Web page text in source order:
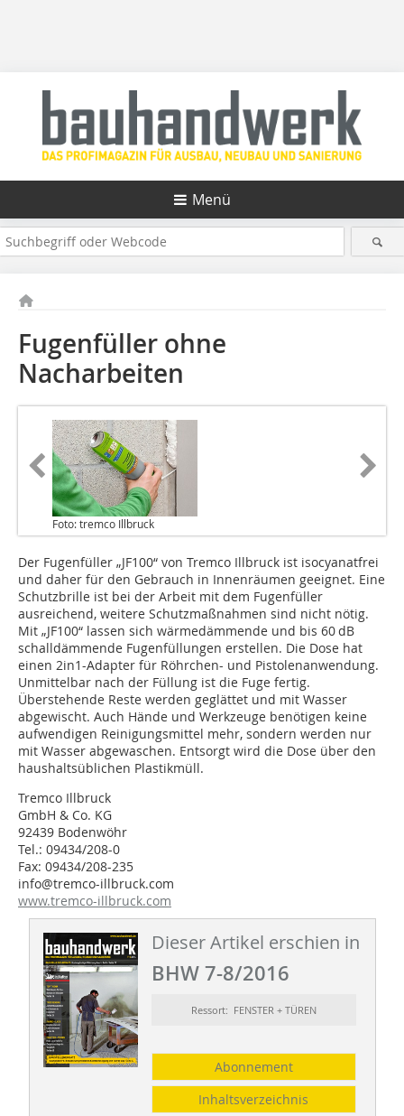
Menü
Fugenfüller ohne
Nacharbeiten
Foto: tremco Illbruck
Der Fugenfüller „JF100“ von Tremco Illbruck ist isocyanatfrei
und daher für den Gebrauch in Innenräumen geeignet. Eine
Schutzbrille ist bei der Arbeit mit dem Fugenfüller
ausreichend, weitere Schutzmaßnahmen sind nicht nötig.
Mit „JF100“ lassen sich wärmedämmende und bis 60 dB
schalldämmende Fugenfüll­ungen erstellen. Die Dose hat
einen 2in1-Adapter für Röhrchen- und Pistolenanwendung.
Unmittelbar nach der Füllung ist die Fuge fertig.
Überstehende Reste werden geglättet und mit Wasser
abgewischt. Auch Hände und Werkzeuge benötigen keine
aufwendigen Reinigungsmittel mehr, sondern werden nur
mit Wasser abgewaschen. Entsorgt wird die Dose über den
haushaltsüblichen Plastikmüll.
Tremco Illbruck
GmbH & Co. KG
92439 Bodenwöhr
Tel.: 09434/208-0
Fax: 09434/208-235
info@tremco-illbruck.com
www.tremco-illbruck.com
Dieser Artikel erschien in
BHW 7-8/2016
Ressort: FENSTER + TÜREN
Abonnement
Inhaltsverzeichnis